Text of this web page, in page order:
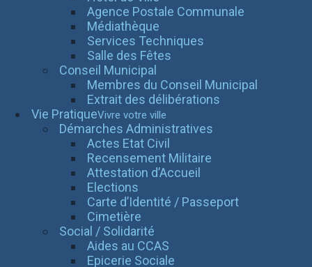
Agence Postale Communale
Médiathèque
Services Techniques
Salle des Fêtes
Conseil Municipal
Membres du Conseil Municipal
Extrait des délibérations
Vie PratiqueVivre votre ville
Démarches Administratives
Actes Etat Civil
Recensement Militaire
Attestation d’Accueil
Elections
Carte d’Identité / Passeport
Cimetière
Social / Solidarité
Aides au CCAS
Epicerie Sociale